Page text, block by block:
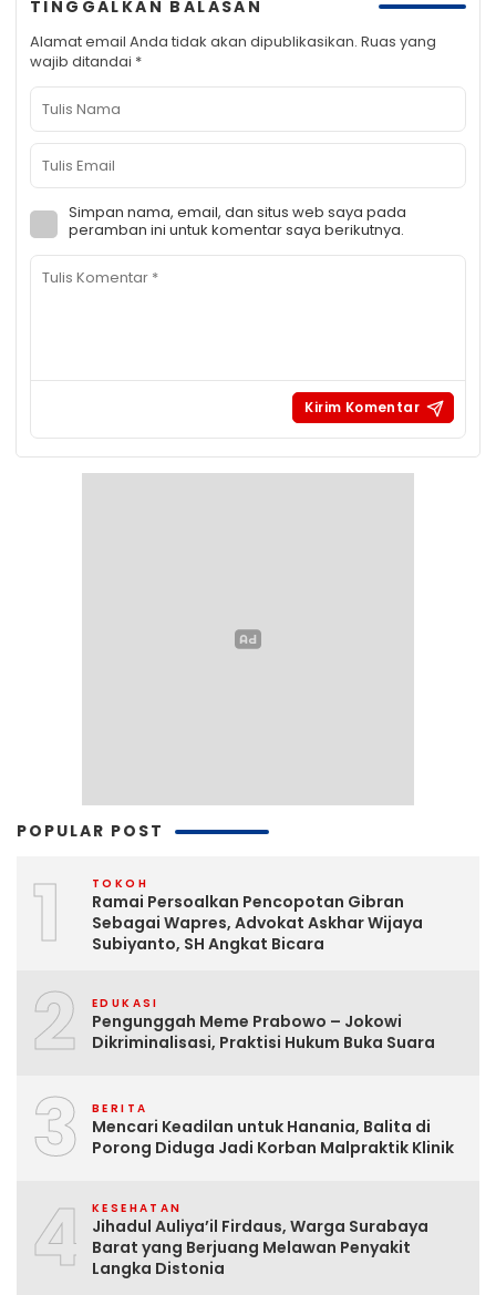
TINGGALKAN BALASAN
Alamat email Anda tidak akan dipublikasikan. Ruas yang
wajib ditandai *
Simpan nama, email, dan situs web saya pada
peramban ini untuk komentar saya berikutnya.
POPULAR POST
1 TOKOH
Ramai Persoalkan Pencopotan Gibran
Sebagai Wapres, Advokat Askhar Wijaya
Subiyanto, SH Angkat Bicara
2 EDUKASI
Pengunggah Meme Prabowo – Jokowi
Dikriminalisasi, Praktisi Hukum Buka Suara
3 BERITA
Mencari Keadilan untuk Hanania, Balita di
Porong Diduga Jadi Korban Malpraktik Klinik
4 KESEHATAN
Jihadul Auliya’il Firdaus, Warga Surabaya
Barat yang Berjuang Melawan Penyakit
Langka Distonia